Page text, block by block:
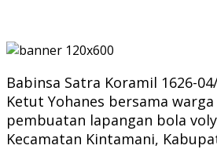
Babinsa Satra Koramil 1626-
Ketut Yohanes bersama
pembuatan lapangan bola
Kecamatan Kintamani,